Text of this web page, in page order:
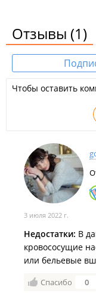
Отзывы (1)
Чтобы оставить
3 июля 2022 г.
Недостатки: В
кровососущие
или бельевые
Спасибо 0